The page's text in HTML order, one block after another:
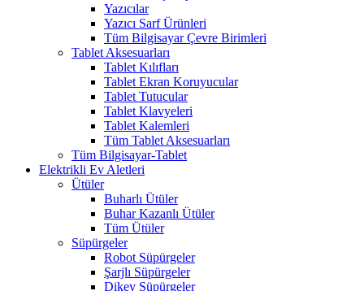
Yazıcılar
Yazıcı Sarf Ürünleri
Tüm Bilgisayar Çevre Birimleri
Tablet Aksesuarları
Tablet Kılıfları
Tablet Ekran Koruyucular
Tablet Tutucular
Tablet Klavyeleri
Tablet Kalemleri
Tüm Tablet Aksesuarları
Tüm Bilgisayar-Tablet
Elektrikli Ev Aletleri
Ütüler
Buharlı Ütüler
Buhar Kazanlı Ütüler
Tüm Ütüler
Süpürgeler
Robot Süpürgeler
Şarjlı Süpürgeler
Dikey Süpürgeler